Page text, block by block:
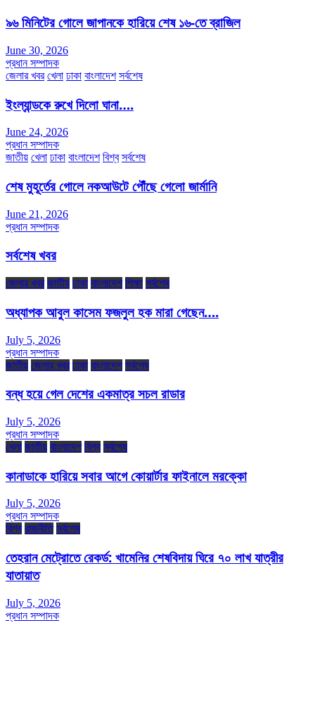
৯৬ মিনিটের গোলে জাপানকে হারিয়ে শেষ ১৬-তে ব্রাজিল
June 30, 2026
প্রধান সম্পাদক
জেলার খবর খেলা ঢাকা বাংলাদেশ সর্বশেষ
ইংল্যান্ডকে রুখে দিলো ঘানা….
June 24, 2026
প্রধান সম্পাদক
জাতীয় খেলা ঢাকা বাংলাদেশ বিশ্ব সর্বশেষ
শেষ মুহূর্তের গোলে নকআউটে পৌঁছে গেলো জার্মানি
June 21, 2026
প্রধান সম্পাদক
সর্বশেষ খবর
জেলার খবর জাতীয় ঢাকা বাংলাদেশ শিক্ষা সর্বশেষ
অধ্যাপক আবুল কাসেম ফজলুল হক মারা গেছেন….
July 5, 2026
প্রধান সম্পাদক
জাতীয় জেলার খবর ঢাকা বাংলাদেশ সর্বশেষ
বন্ধ হয়ে গেল দেশের একমাত্র সচল রাডার
July 5, 2026
প্রধান সম্পাদক
খেলা জাতীয় বাংলাদেশ বিশ্ব সর্বশেষ
কানাডাকে হারিয়ে সবার আগে কোয়ার্টার ফাইনালে মরক্কো
July 5, 2026
প্রধান সম্পাদক
বিশ্ব রাজনীতি সর্বশেষ
তেহরান মেট্রোতে রেকর্ড: খামেনির শেষবিদায় ঘিরে ৭০ লাখ যাত্রীর
যাতায়াত
July 5, 2026
প্রধান সম্পাদক